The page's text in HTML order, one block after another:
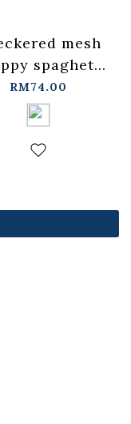
mesh
spaghetti
cover-up
vest -
【01099697】
order
RM74.00